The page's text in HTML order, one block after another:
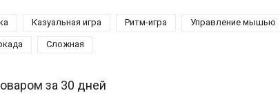
Казуальная игра Ритм-игра Управление мышью
Сложная
за 30 дней